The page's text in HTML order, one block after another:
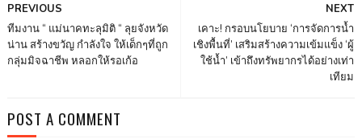
NEXT
เคาะ! กรอบนโยบาย ‘การจัดการน้ำ
เชิงพื้นที่’ เสริมสร้างความเข้มแข็ง ‘ผู้
ใช้น้ำ’ เข้าถึงทรัพยากรได้อย่างเท่า
เทียม
PREVIOUS
ทีมงาน “ แม่นาคทะลุมิติ “ ลุยจังหวัด
น่าน สร้างขวัญ กำลังใจ ให้เด็กๆที่ถูก
กลุ่มมิจฉาชีพ หลอกให้รอเก้อ
POST A COMMENT